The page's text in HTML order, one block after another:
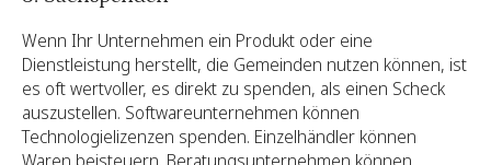
Wenn Ihr Unternehmen ein Produkt oder eine
Dienstleistung herstellt, die Gemeinden nutzen können, ist
es oft wertvoller, es direkt zu spenden, als einen Scheck
auszustellen. Softwareunternehmen können
Technologielizenzen spenden. Einzelhändler können